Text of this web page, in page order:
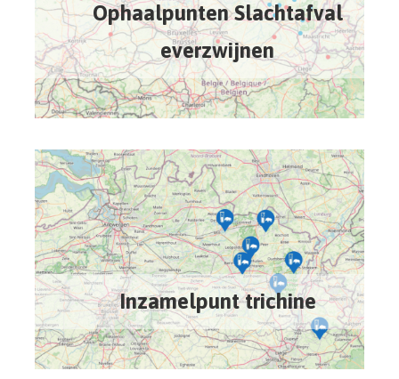
Ophaalpunten Slachtafval
everzwijnen
Inzamelpunt trichine